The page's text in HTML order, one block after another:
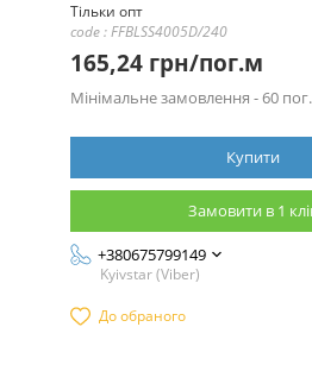
Тільки опт
code : FFBLSS4005D/240
165,24 грн/пог.м
Мінімальне замовлення - 60
Купити
Замовити в 1
+380675799149
Kyivstar (Viber)
До обраного